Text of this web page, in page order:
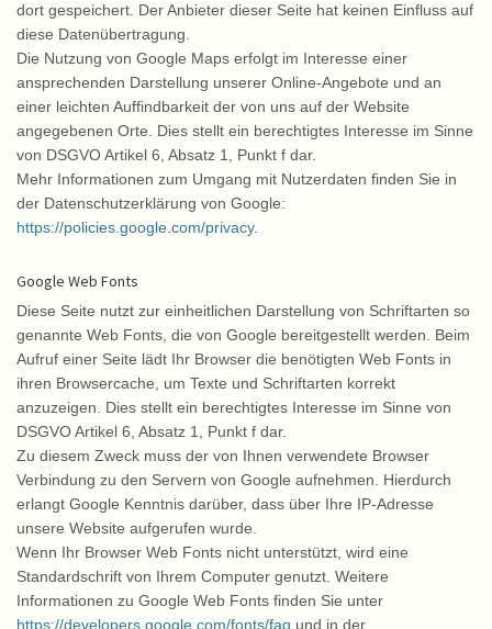
dort gespeichert. Der Anbieter dieser Seite hat keinen Einfluss auf
diese Datenübertragung.
Die Nutzung von Google Maps erfolgt im Interesse einer
ansprechenden Darstellung unserer Online-Angebote und an
einer leichten Auffindbarkeit der von uns auf der Website
angegebenen Orte. Dies stellt ein berechtigtes Interesse im Sinne
von DSGVO Artikel 6, Absatz 1, Punkt f dar.
Mehr Informationen zum Umgang mit Nutzerdaten finden Sie in
der Datenschutzerklärung von Google:
https://policies.google.com/privacy.
Google Web Fonts
Diese Seite nutzt zur einheitlichen Darstellung von Schriftarten so
genannte Web Fonts, die von Google bereitgestellt werden. Beim
Aufruf einer Seite lädt Ihr Browser die benötigten Web Fonts in
ihren Browsercache, um Texte und Schriftarten korrekt
anzuzeigen. Dies stellt ein berechtigtes Interesse im Sinne von
DSGVO Artikel 6, Absatz 1, Punkt f dar.
Zu diesem Zweck muss der von Ihnen verwendete Browser
Verbindung zu den Servern von Google aufnehmen. Hierdurch
erlangt Google Kenntnis darüber, dass über Ihre IP-Adresse
unsere Website aufgerufen wurde.
Wenn Ihr Browser Web Fonts nicht unterstützt, wird eine
Standardschrift von Ihrem Computer genutzt. Weitere
Informationen zu Google Web Fonts finden Sie unter
https://developers.google.com/fonts/faq und in der